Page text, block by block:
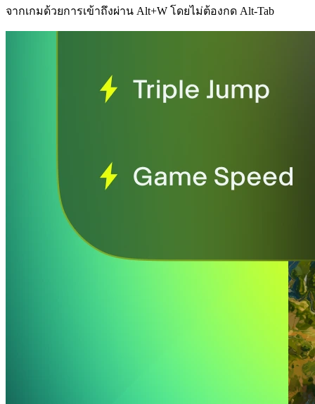
จากเกมด้วยการเข้าถึงผ่าน Alt+W โดยไม่ต้องกด Alt-Tab